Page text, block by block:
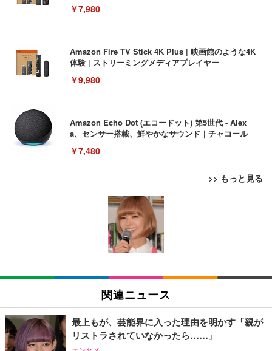
￥7,980
Amazon Fire TV Stick 4K Plus | 映画館のような4K
体験 | ストリーミングメディアプレイヤー
￥9,980
Amazon Echo Dot (エコードット) 第5世代 - Alex
a、センサー搭載、鮮やかなサウンド｜チャコール
￥7,480
>> もっと見る
[EdoErgo] オフィスチェア 椅子 テレワーク 疲れな
い 跳ね上げ式アームレスト コンパクト 約105度ロッ
キング pc 事務椅子 360度回転 座面昇降 強化ナイロ
ン樹脂ベース 通気性メッシュ 在宅ワーク H-WY01
(黒網+黒枠+黒足)
SIHOO B100 オフィスチェア／デスクチェア メッシ
ュチェア 人間工学 疲れない ブラック
￥27,999
Sezlife オフィスチェア デスクチェア 疲れない テレ
EIZO ビジネス向けプレミアムモニター | FlexScan
EV3240X-WT | 31.5型4K UHD・USB Type-C・ホワ
￥105,595
EIZO ビジネス向けプレミアムモニター | FlexScan
￥109,572
Amazonベーシック ペットシーツ 薄型 レギュラー 1
回使い捨て 無香料 ホワイト 300枚
Amazonベーシック ペットシーツ 厚型 ワイド 42枚
x2袋(84枚) ホワイト(吸収面:ライトブルー)
￥3,234
関連ニュース
最上もが、芸能界に入った理由を明かす「親が
リストラされていなかったら……」